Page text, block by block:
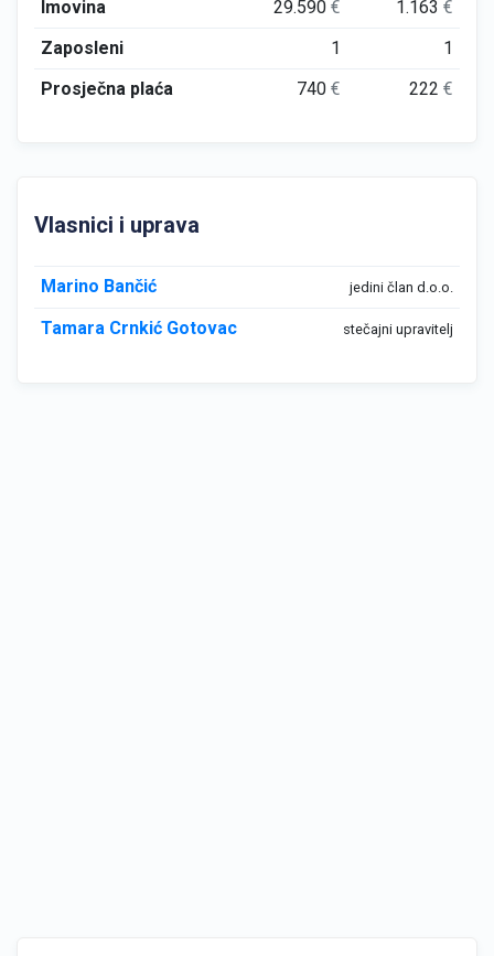
Imovina
29.590€ 1.163€
Zaposleni
1
1
Prosječna plaća
740€ 222€
Vlasnici i uprava
Marino Bančić jedini član d.o.o.
Tamara Crnkić Gotovac stečajni upravitelj